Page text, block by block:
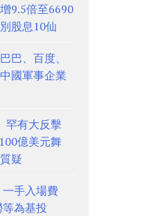
9.5倍至6690
股息10仙
巴、百度、
國軍事企業
有大反擊
億美元舞
疑
手入場費
為基投